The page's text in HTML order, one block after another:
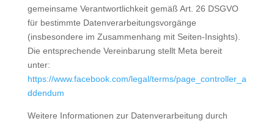
gemeinsame Verantwortlichkeit gemäß Art. 26 DSGVO
für bestimmte Datenverarbeitungsvorgänge
(insbesondere im Zusammenhang mit Seiten-Insights).
Die entsprechende Vereinbarung stellt Meta bereit
unter:
https://www.facebook.com/legal/terms/page_controller_a
ddendum
Weitere Informationen zur Datenverarbeitung durch